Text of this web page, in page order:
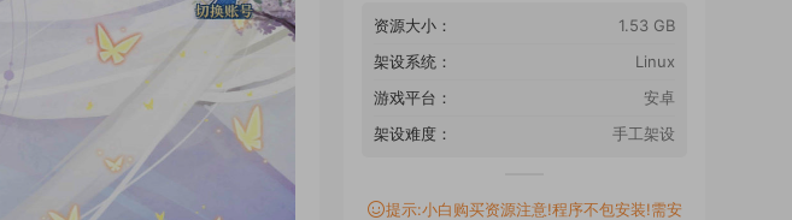
资源大小：
1.53 GB
架设系统：
Linux
游戏平台：
安卓
架设难度：
手工架设
提示:小白购买资源注意!程序不包安装!需安